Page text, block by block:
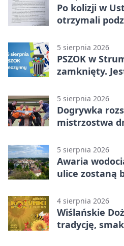
Po kolizji w
otrzymali
5 sierpnia 2026
PSZOK w
zamknięty.
5 sierpnia 2026
Dogrywka
mistrzostwa
5 sierpnia 2026
Awaria
ulice zostaną
4 sierpnia 2026
Wiślańskie
tradycję,